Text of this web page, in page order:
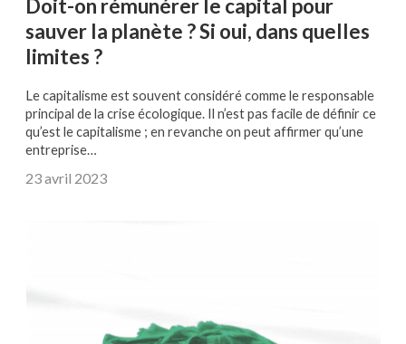
Doit-on rémunérer le capital pour
sauver la planète ? Si oui, dans quelles
limites ?
Le capitalisme est souvent considéré comme le responsable
principal de la crise écologique. Il n’est pas facile de définir ce
qu’est le capitalisme ; en revanche on peut affirmer qu’une
entreprise…
23 avril 2023